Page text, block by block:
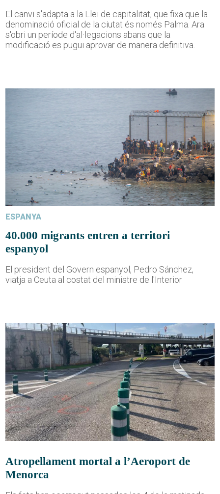
El canvi s'adapta a la Llei de capitalitat, que fixa que la
denominació oficial de la ciutat és només Palma. Ara
s'obri un període d'al·legacions abans que la
modificació es pugui aprovar de manera definitiva.
ESPANYA
40.000 migrants entren a territori
espanyol
El president del Govern espanyol, Pedro Sánchez,
viatja a Ceuta al costat del ministre de l'Interior
Atropellament mortal a l’Aeroport de
Menorca